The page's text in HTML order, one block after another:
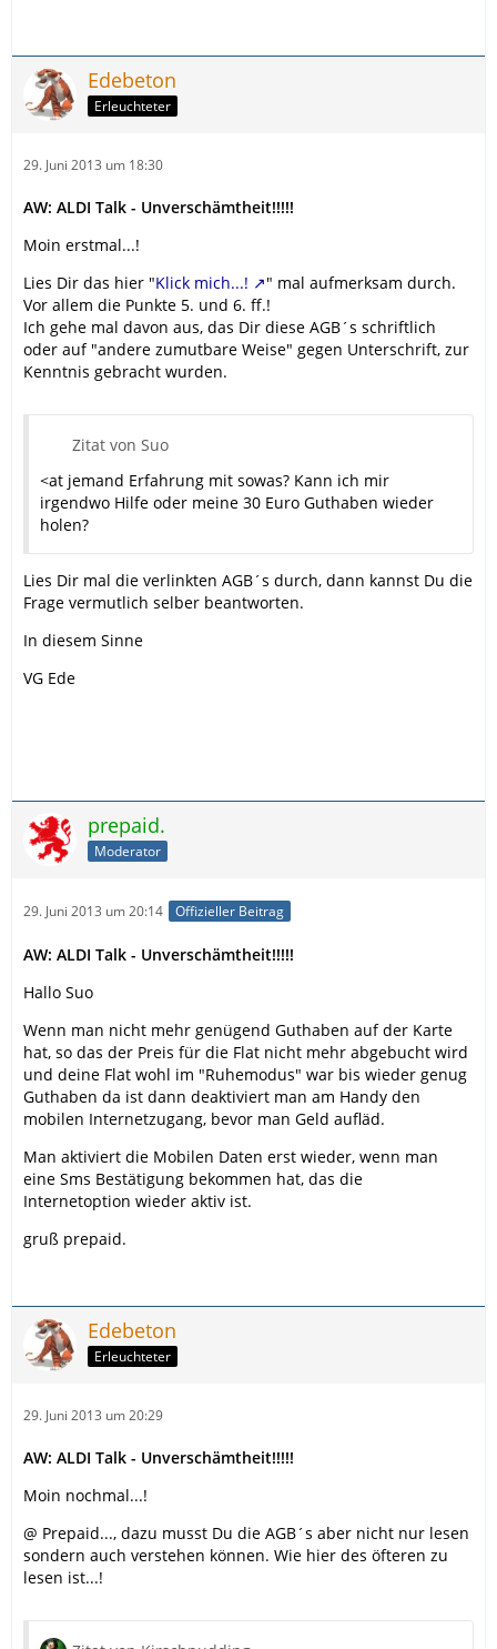
Edebeton
Erleuchteter
29. Juni 2013 um 18:30
AW: ALDI Talk - Unverschämtheit!!!!!
Moin erstmal...!
Lies Dir das hier "Klick mich...!
" mal aufmerksam durch.
Vor allem die Punkte 5. und 6. ff.!
Ich gehe mal davon aus, das Dir diese AGB´s schriftlich
oder auf "andere zumutbare Weise" gegen Unterschrift, zur
Kenntnis gebracht wurden.
Zitat von Suo
<at jemand Erfahrung mit sowas? Kann ich mir
irgendwo Hilfe oder meine 30 Euro Guthaben wieder
holen?
Lies Dir mal die verlinkten AGB´s durch, dann kannst Du die
Frage vermutlich selber beantworten.
In diesem Sinne
VG Ede
prepaid.
Moderator
29. Juni 2013 um 20:14 Offizieller Beitrag
AW: ALDI Talk - Unverschämtheit!!!!!
Hallo Suo
Wenn man nicht mehr genügend Guthaben auf der Karte
hat, so das der Preis für die Flat nicht mehr abgebucht wird
und deine Flat wohl im "Ruhemodus" war bis wieder genug
Guthaben da ist dann deaktiviert man am Handy den
mobilen Internetzugang, bevor man Geld aufläd.
Man aktiviert die Mobilen Daten erst wieder, wenn man
eine Sms Bestätigung bekommen hat, das die
Internetoption wieder aktiv ist.
gruß prepaid.
Edebeton
Erleuchteter
29. Juni 2013 um 20:29
AW: ALDI Talk - Unverschämtheit!!!!!
Moin nochmal...!
@ Prepaid..., dazu musst Du die AGB´s aber nicht nur lesen
sondern auch verstehen können. Wie hier des öfteren zu
lesen ist...!